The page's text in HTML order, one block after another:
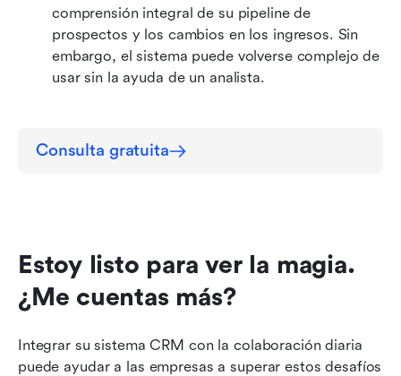
comprensión integral de su pipeline de
prospectos y los cambios en los ingresos. Sin
embargo, el sistema puede volverse complejo de
usar sin la ayuda de un analista.
Consulta gratuita
Estoy listo para ver la magia.
¿Me cuentas más?
Integrar su sistema CRM con la colaboración diaria
puede ayudar a las empresas a superar estos desafíos